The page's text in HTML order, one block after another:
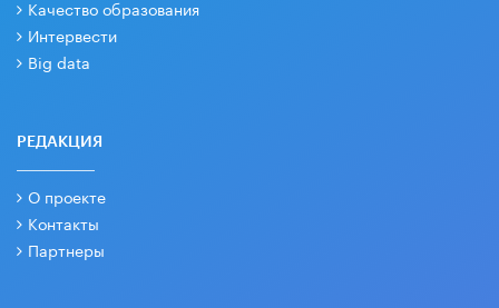
Качество образования
Интервести
Big data
РЕДАКЦИЯ
О проекте
Контакты
Партнеры